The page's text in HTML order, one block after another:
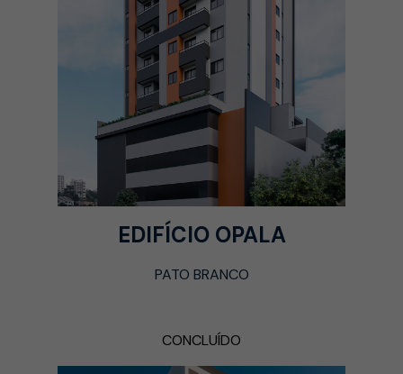
EDIFÍCIO OPALA
PATO BRANCO
CONCLUÍDO